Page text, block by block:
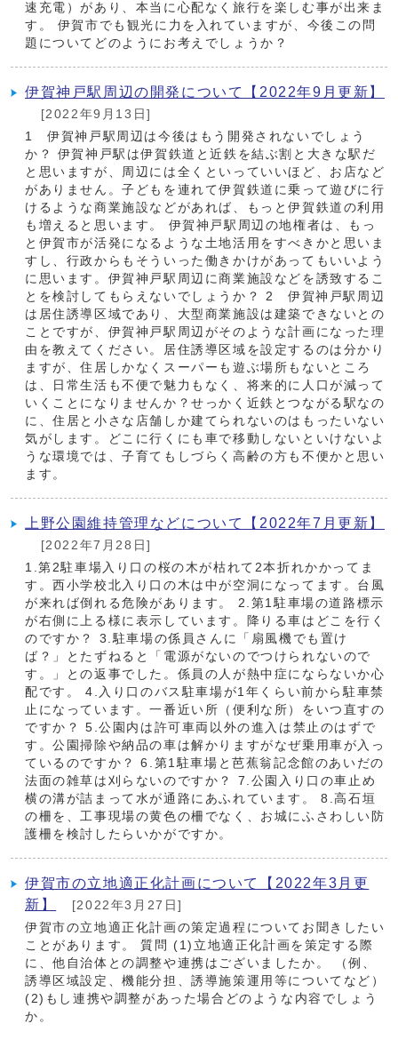
速充電）があり、本当に心配なく旅行を楽しむ事が出来ま
す。 伊賀市でも観光に力を入れていますが、今後この問
題についてどのようにお考えでしょうか？
伊賀神戸駅周辺の開発について【2022年9月更新】
[2022年9月13日]
1 伊賀神戸駅周辺は今後はもう開発されないでしょう
か？ 伊賀神戸駅は伊賀鉄道と近鉄を結ぶ割と大きな駅だ
と思いますが、周辺には全くといっていいほど、お店など
がありません。子どもを連れて伊賀鉄道に乗って遊びに行
けるような商業施設などがあれば、もっと伊賀鉄道の利用
も増えると思います。 伊賀神戸駅周辺の地権者は、もっ
と伊賀市が活発になるような土地活用をすべきかと思いま
すし、行政からもそういった働きかけがあってもいいよう
に思います。伊賀神戸駅周辺に商業施設などを誘致するこ
とを検討してもらえないでしょうか？ 2 伊賀神戸駅周辺
は居住誘導区域であり、大型商業施設は建築できないとの
ことですが、伊賀神戸駅周辺がそのような計画になった理
由を教えてください。居住誘導区域を設定するのは分かり
ますが、住居しかなくスーパーも遊ぶ場所もないところ
は、日常生活も不便で魅力もなく、将来的に人口が減って
いくことになりませんか？せっかく近鉄とつながる駅なの
に、住居と小さな店舗しか建てられないのはもったいない
気がします。どこに行くにも車で移動しないといけないよ
うな環境では、子育てもしづらく高齢の方も不便かと思い
ます。
上野公園維持管理などについて【2022年7月更新】
[2022年7月28日]
1.第2駐車場入り口の桜の木が枯れて2本折れかかってま
す。西小学校北入り口の木は中が空洞になってます。台風
が来れば倒れる危険があります。 2.第1駐車場の道路標示
が右側に上る様に表示しています。降りる車はどこを行く
のですか？ 3.駐車場の係員さんに「扇風機でも置け
ば？」とたずねると「電源がないのでつけられないので
す。」との返事でした。係員の人が熱中症にならないか心
配です。 4.入り口のバス駐車場が1年くらい前から駐車禁
止になっています。一番近い所（便利な所）をいつ直すの
ですか？ 5.公園内は許可車両以外の進入は禁止のはずで
す。公園掃除や納品の車は解かりますがなぜ乗用車が入っ
ているのですか？ 6.第1駐車場と芭蕉翁記念館のあいだの
法面の雑草は刈らないのですか？ 7.公園入り口の車止め
横の溝が詰まって水が通路にあふれています。 8.高石垣
の柵を、工事現場の黄色の柵でなく、お城にふさわしい防
護柵を検討したらいかがですか。
伊賀市の立地適正化計画について【2022年3月更
新】
[2022年3月27日]
伊賀市の立地適正化計画の策定過程についてお聞きしたい
ことがあります。 質問 (1)立地適正化計画を策定する際
に、他自治体との調整や連携はございましたか。 （例、
誘導区域設定、機能分担、誘導施策運用等についてなど）
(2)もし連携や調整があった場合どのような内容でしょう
か。